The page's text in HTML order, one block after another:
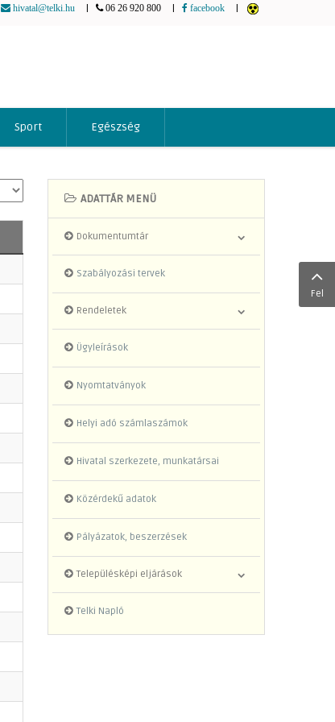
hivatal@telki.hu 06 26 920 800 facebook
Sport Egészség
ADATTÁR MENÜ
Dokumentumtár
Szabályozási tervek
Rendeletek
Ügyleírások
Nyomtatványok
Helyi adó számlaszámok
Hivatal szerkezete, munkatársai
Közérdekű adatok
Pályázatok, beszerzések
Településképi eljárások
Telki Napló
Fel